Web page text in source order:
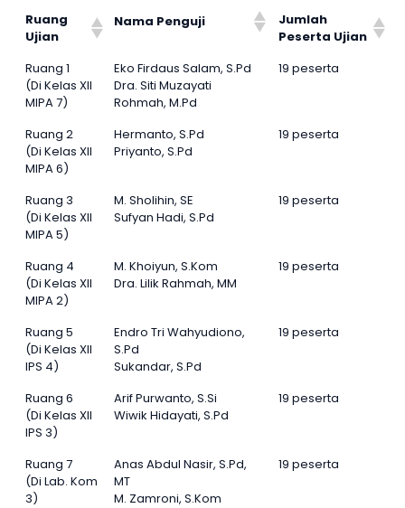
Ruang
Ujian
Nama Penguji
Jumlah
Peserta Ujian
Ruang 1
(Di Kelas XII
MIPA 7)
Eko Firdaus Salam, S.Pd
Dra. Siti Muzayati
Rohmah, M.Pd
19 peserta
Ruang 2
(Di Kelas XII
MIPA 6)
Hermanto, S.Pd
Priyanto, S.Pd
19 peserta
Ruang 3
(Di Kelas XII
MIPA 5)
M. Sholihin, SE
Sufyan Hadi, S.Pd
19 peserta
Ruang 4
(Di Kelas XII
MIPA 2)
M. Khoiyun, S.Kom
Dra. Lilik Rahmah, MM
19 peserta
Ruang 5
(Di Kelas XII
IPS 4)
Endro Tri Wahyudiono,
S.Pd
Sukandar, S.Pd
19 peserta
Ruang 6
(Di Kelas XII
IPS 3)
Arif Purwanto, S.Si
Wiwik Hidayati, S.Pd
19 peserta
Ruang 7
(Di Lab. Kom
3)
Anas Abdul Nasir, S.Pd,
MT
M. Zamroni, S.Kom
19 peserta